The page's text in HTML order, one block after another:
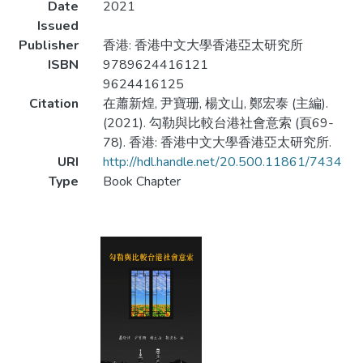
Date
Issued
2021
Publisher
香港: 香港中文大學香港亞太研究所
ISBN
9789624416121
9624416125
Citation
在蕭新煌, 尹寶珊, 楊文山, 鄭宏泰 (主編).
(2021). 勾勒與比較台港社會意索 (頁69-
78). 香港: 香港中文大學香港亞太研究所.
URI
http://hdl.handle.net/20.500.11861/7434
Type
Book Chapter